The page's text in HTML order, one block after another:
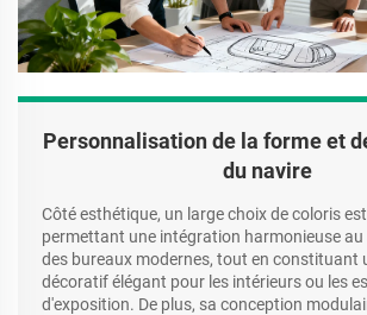
Personnalisation de la forme et
du navire
Côté esthétique, un large choix de coloris
permettant une intégration harmonieuse
des bureaux modernes, tout en constituant
décoratif élégant pour les intérieurs ou les
d'exposition. De plus, sa conception